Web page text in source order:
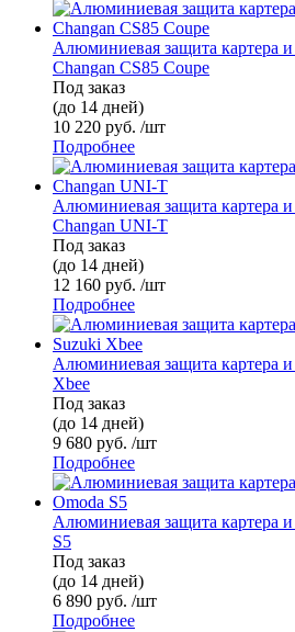
Алюминиевая защита картера
Changan CS85 Coupe
Под заказ
(до 14 дней)
10 220 руб. /шт
Подробнее
Алюминиевая защита картера
Changan UNI-T
Под заказ
(до 14 дней)
12 160 руб. /шт
Подробнее
Алюминиевая защита картера
Xbee
Под заказ
(до 14 дней)
9 680 руб. /шт
Подробнее
Алюминиевая защита картера
S5
Под заказ
(до 14 дней)
6 890 руб. /шт
Подробнее